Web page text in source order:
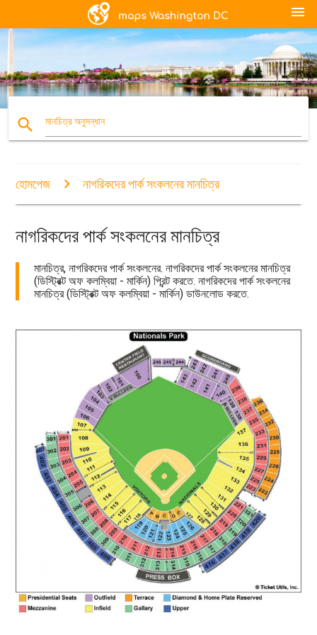
menu
search মানচিত্র অনুসন্ধান
হোমপেজ নাগরিকদের পার্ক সংকলনের মানচিত্র
নাগরিকদের পার্ক সংকলনের মানচিত্র
মানচিত্র, নাগরিকদের পার্ক সংকলনের. নাগরিকদের পার্ক সংকলনের মানচিত্র
(ডিস্ট্রিক্ট অফ কলম্বিয়া - মার্কিন) প্রিন্ট করতে. নাগরিকদের পার্ক সংকলনের
মানচিত্র (ডিস্ট্রিক্ট অফ কলম্বিয়া - মার্কিন) ডাউনলোড করতে.